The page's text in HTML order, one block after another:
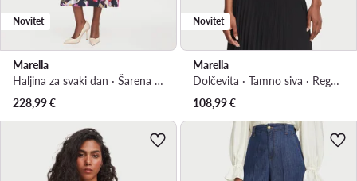
Novitet
Marella
Haljina za svaki dan · Šarena · Midi
228,99€
Novitet
Marella
Dolčevita · Tamno siva · Regular Fit
108,99€